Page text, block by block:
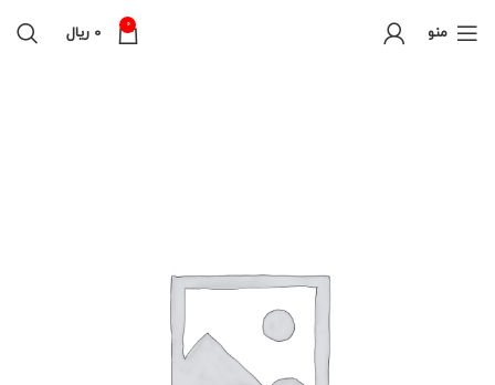
منو 0
0 ریال